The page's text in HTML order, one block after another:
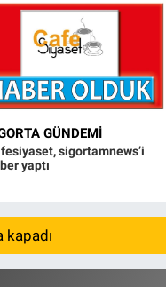
GÜNDEMI
sigortamnews’i
yaptı
kapadı